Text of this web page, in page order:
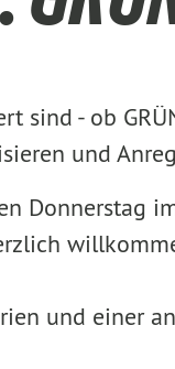
sind - ob
und
Donnerstag
und einer